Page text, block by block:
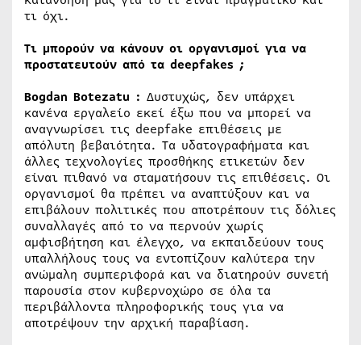
τι όχι.
Τι μπορούν να κάνουν οι οργανισμοί για να
προστατευτούν από τα deepfakes ;
Bogdan Botezatu : Δυστυχώς, δεν υπάρχει
κανένα εργαλείο εκεί έξω που να μπορεί να
αναγνωρίσει τις deepfake επιθέσεις με
απόλυτη βεβαιότητα. Τα υδατογραφήματα και
άλλες τεχνολογίες προσθήκης ετικετών δεν
είναι πιθανό να σταματήσουν τις επιθέσεις. Οι
οργανισμοί θα πρέπει να αναπτύξουν και να
επιβάλουν πολιτικές που αποτρέπουν τις δόλιες
συναλλαγές από το να περνούν χωρίς
αμφισβήτηση και έλεγχο, να εκπαιδεύουν τους
υπαλλήλους τους να εντοπίζουν καλύτερα την
ανώμαλη συμπεριφορά και να διατηρούν συνετή
παρουσία στον κυβερνοχώρο σε όλα τα
περιβάλλοντα πληροφορικής τους για να
αποτρέψουν την αρχική παραβίαση.